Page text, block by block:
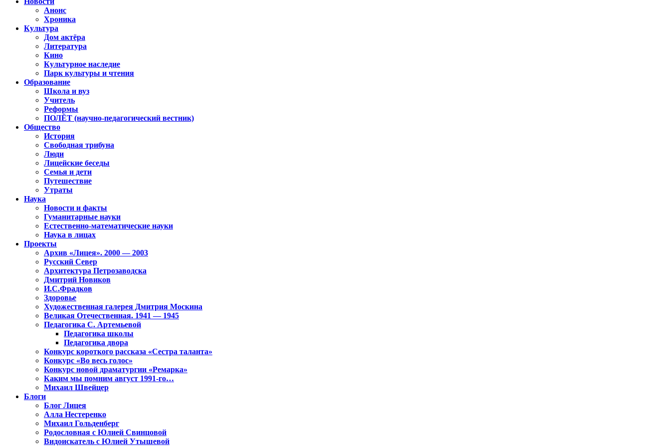
Анонс
Хроника
Культура
Дом актёра
Литература
Кино
Культурное наследие
Парк культуры и чтения
Образование
Школа и вуз
Учитель
Реформы
ПОЛЁТ (научно-педагогический вестник)
Общество
История
Свободная трибуна
Люди
Лицейские беседы
Семья и дети
Путешествие
Утраты
Наука
Новости и факты
Гуманитарные науки
Естественно-математические науки
Наука в лицах
Проекты
Архив «Лицея». 2000 — 2003
Русский Север
Архитектура Петрозаводска
Дмитрий Новиков
И.С.Фрадков
Здоровье
Художественная галерея Дмитрия Москина
Великая Отечественная. 1941 — 1945
Педагогика С. Артемьевой
Педагогика школы
Педагогика двора
Конкурс короткого рассказа «Сестра таланта»
Конкурс «Во весь голос»
Конкурс новой драматургии «Ремарка»
Каким мы помним август 1991-го…
Михаил Швейцер
Блоги
Блог Лицея
Алла Нестеренко
Михаил Гольденберг
Родословная с Юлией Свинцовой
Видоискатель с Юлией Утышевой